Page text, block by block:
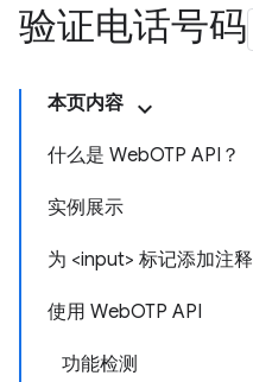
验证电话号码
本页内容
什么是 WebOTP API？
实例展示
为 <input> 标记添加注释
使用 WebOTP API
功能检测